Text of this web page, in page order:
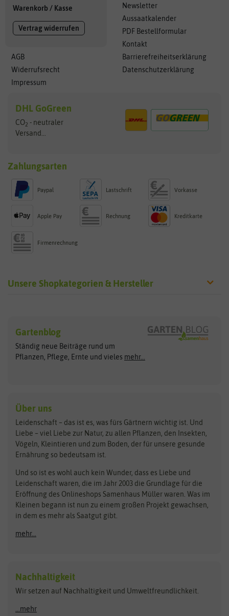
Warenkorb / Kasse
Vertrag widerrufen
AGB
Widerrufsrecht
Impressum
Newsletter
Aussaatkalender
PDF Bestellformular
Kontakt
Barrierefreiheitserklärung
Datenschutzerklärung
DHL GoGreen
CO2 - neutraler
Versand...
Zahlungsarten
Paypal Lastschrift Vorkasse
Apple Pay Rechnung Kreditkarte
Firmenrechnung
Unsere Shopkategorien & Hersteller
Exotische Samen
Gemüsesamen
Gründünger
Kräutersamen
Obstsamen
Pilzbrut
Rasensamen
Steckzwiebeln
Zimmer & Kübelpflanzen
Kataloge
Schnäppchen
Anzucht & Gartenzubehör
Anzuchtschalen
Heizmatte & Heizkabel
Kokos-Quelltabletten
Zimmergewächshaus
Arche Noah
ASB Greenworld
Benary
Bingenheimer Saatgut
Bionana
BIOWOL
Blumicorn
Bûten Birds
Carl Pabst
Clever Pots
COMPO
Dürr-Samen
Feldsaaten Freudenberger
Fertil
Flora Elite
Florissa
Flortis
Hortitops
Gartenblog
Ständig neue Beiträge rund um
Pflanzen, Pflege, Ernte und vieles mehr...
Über uns
Leidenschaft – das ist es, was fürs Gärtnern wichtig ist. Und
Liebe – viel Liebe zur Natur, zu allen Pflanzen, den Insekten,
Vögeln, Kleintieren und zum Boden, der für unsere gesunde
Ernährung so bedeutsam ist.
Und so ist es wohl auch kein Wunder, dass es Liebe und
Leidenschaft waren, die im Jahr 2003 die Grundlage für die
Eröffnung des Onlineshops Samenhaus Müller waren. Was im
Kleinen begann ist nun zu einem großen Projekt gewachsen,
in dem es mehr als Saatgut gibt.
mehr...
Nachhaltigkeit
Wir setzen auf Nachhaltigkeit und Umweltfreundlichkeit.
...mehr